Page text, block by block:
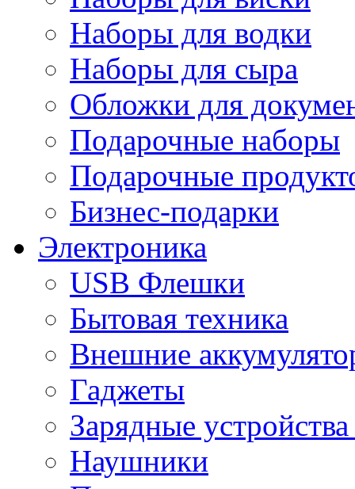
Наборы для водки
Наборы для сыра
Обложки для
Подарочные наборы
Подарочные
Бизнес-подарки
Электроника
USB Флешки
Бытовая техника
Внешние
Гаджеты
Зарядные
Наушники